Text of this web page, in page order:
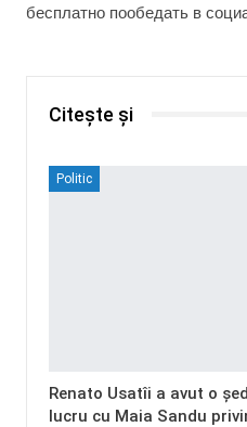
бесплатно пообедать в
Citește și
Politic
Renato Usatîi a avut o
lucru cu Maia Sandu